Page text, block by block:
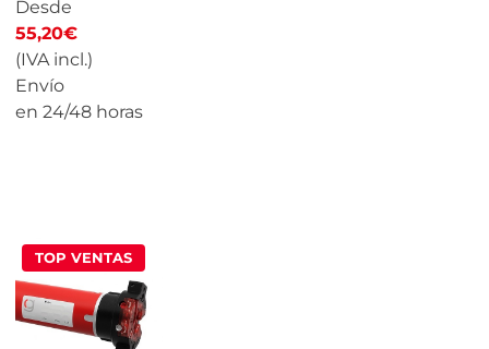
Desde
55,20€
(IVA incl.)
Envío
en 24/48 horas
TOP VENTAS